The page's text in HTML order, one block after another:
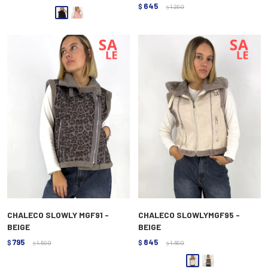
$ 645 $ 1.290
CHALECO SLOWLY MGF91 -
BEIGE
$ 795 $ 1.590
CHALECO SLOWLYMGF95 -
BEIGE
$ 845 $ 1.690